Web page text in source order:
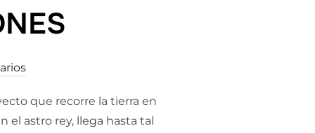
que recorre la tierra en
el astro rey, llega hasta tal